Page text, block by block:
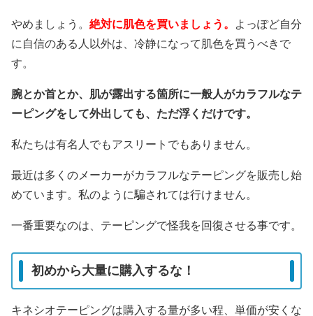
やめましょう。 絶対に肌色を買いましょう。
よっぽど自分
に自信のある人以外は、冷静になって肌色を買うべきで
す。
腕とか首とか、肌が露出する箇所に一般人がカラフルなテ
ーピングをして外出しても、ただ浮くだけです。
私たちは有名人でもアスリートでもありません。
最近は多くのメーカーがカラフルなテーピングを販売し始
めています。私のように騙されては行けません。
一番重要なのは、テーピングで怪我を回復させる事です。
初めから大量に購入するな！
キネシオテーピングは購入する量が多い程、単価が安くな